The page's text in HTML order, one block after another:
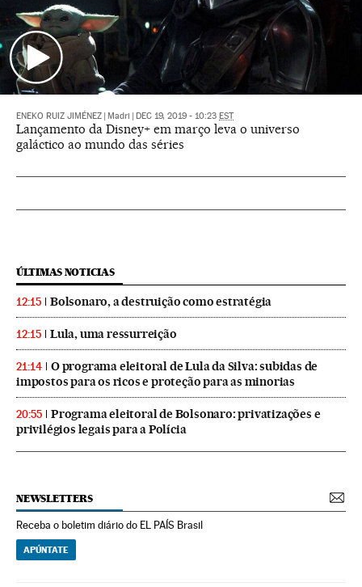
ENEKO RUIZ JIMÉNEZ Madri DEC 19, 2019 - 10:23 EST
Lançamento da Disney+ em março leva o universo
galáctico ao mundo das séries
ÚLTIMAS NOTICIAS
12:15 Bolsonaro, a destruição como estratégia
12:15 Lula, uma ressurreição
21:14
O programa eleitoral de Lula da Silva: subidas de
impostos para os ricos e proteção para as minorias
20:55
Programa eleitoral de Bolsonaro: privatizações e
privilégios legais para a Polícia
NEWSLETTERS
Receba o boletim diário do EL PAÍS Brasil
APÚNTATE